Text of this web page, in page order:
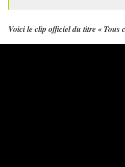
Voici le clip officiel du titre « Tous